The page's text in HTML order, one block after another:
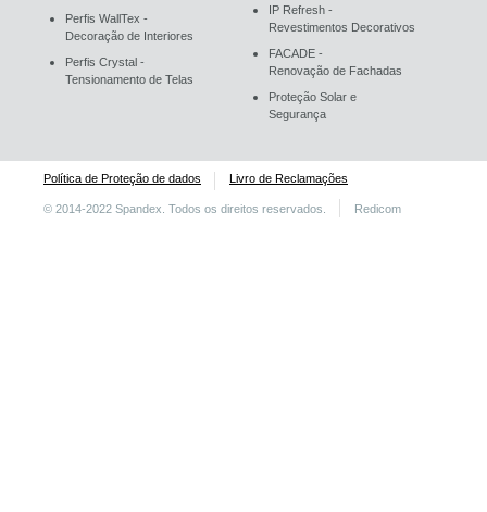
Perfis WallTex -
Decoração de Interiores
Perfis Crystal -
Tensionamento de Telas
IP Refresh -
Revestimentos Decorativos
FACADE -
Renovação de Fachadas
Proteção Solar e
Segurança
Política de Proteção de dados Livro de Reclamações
© 2014-2022 Spandex. Todos os direitos reservados. Redicom